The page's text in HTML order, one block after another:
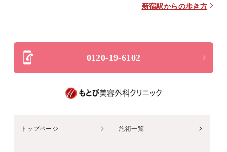
新宿駅からの歩き方
0120-19-6102
トップページ 施術一覧